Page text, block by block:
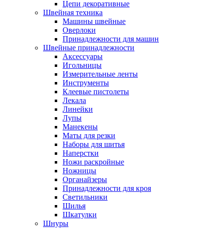
Цепи декоративные
Швейная техника
Машины швейные
Оверлоки
Принадлежности для машин
Швейные принадлежности
Аксессуары
Игольницы
Измерительные ленты
Инструменты
Клеевые пистолеты
Лекала
Линейки
Лупы
Манекены
Маты для резки
Наборы для шитья
Наперстки
Ножи раскройные
Ножницы
Органайзеры
Принадлежности для кроя
Светильники
Шилья
Шкатулки
Шнуры